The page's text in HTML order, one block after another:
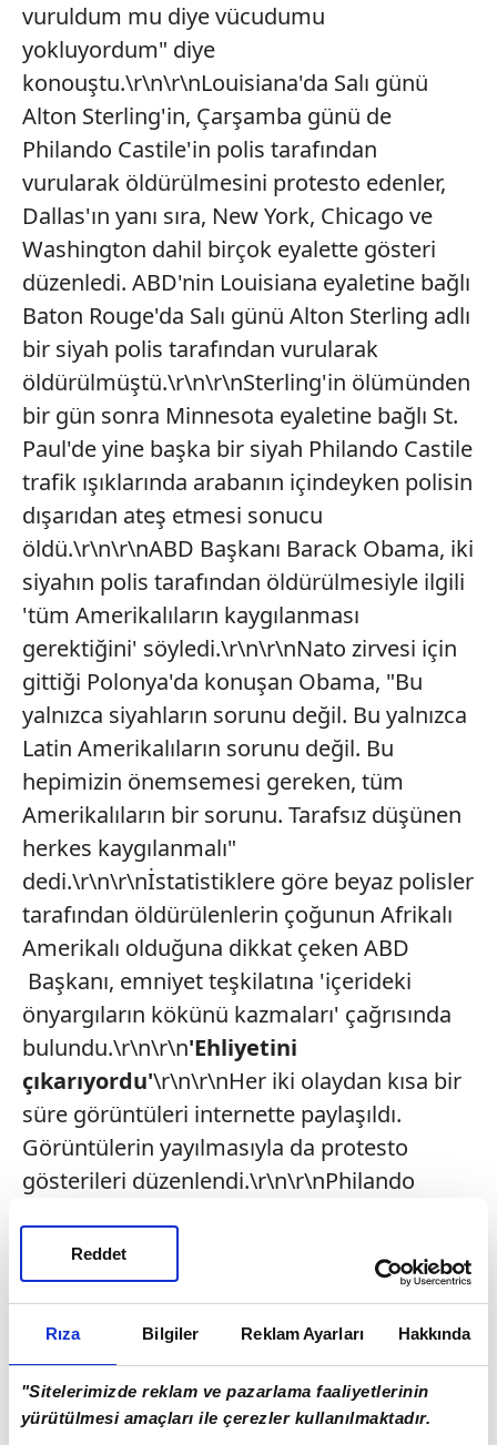
Rıza Bilgiler Reklam Ayarları Hakkında
"Sitelerimizde reklam ve pazarlama faaliyetlerinin
yürütülmesi amaçları ile çerezler kullanılmaktadır.
Reddet
vuruldum mu diye vücudumu
yokluyordum" diye
konouştu.\r\n\r\nLouisiana'da Salı günü
Alton Sterling'in, Çarşamba günü de
Philando Castile'in polis tarafından
vurularak öldürülmesini protesto edenler,
Dallas'ın yanı sıra, New York, Chicago ve
Washington dahil birçok eyalette gösteri
düzenledi. ABD'nin Louisiana eyaletine bağlı
Baton Rouge'da Salı günü Alton Sterling adlı
bir siyah polis tarafından vurularak
öldürülmüştü.\r\n\r\nSterling'in ölümünden
bir gün sonra Minnesota eyaletine bağlı St.
Paul'de yine başka bir siyah Philando Castile
trafik ışıklarında arabanın içindeyken polisin
dışarıdan ateş etmesi sonucu
öldü.\r\n\r\nABD Başkanı Barack Obama, iki
siyahın polis tarafından öldürülmesiyle ilgili
'tüm Amerikalıların kaygılanması
gerektiğini' söyledi.\r\n\r\nNato zirvesi için
gittiği Polonya'da konuşan Obama, "Bu
yalnızca siyahların sorunu değil. Bu yalnızca
Latin Amerikalıların sorunu değil. Bu
hepimizin önemsemesi gereken, tüm
Amerikalıların bir sorunu. Tarafsız düşünen
herkes kaygılanmalı"
dedi.\r\n\r\nİstatistiklere göre beyaz polisler
tarafından öldürülenlerin çoğunun Afrikalı
Amerikalı olduğuna dikkat çeken ABD
Başkanı, emniyet teşkilatına 'içerideki
önyargıların kökünü kazmaları' çağrısında
bulundu.\r\n\r\n'Ehliyetini
çıkarıyordu'\r\n\r\nHer iki olaydan kısa bir
süre görüntüleri internette paylaşıldı.
Görüntülerin yayılmasıyla da protesto
gösterileri düzenlendi.\r\n\r\nPhilando
polis tarafından vurularak öldürüldü.\r\nKız
arkadaşı Diamond 'Lavish' Reynolds'un
yanında oturan Castile'in vurulmasının
ardından Facebook'ta yaptığı canlı yayın
hızla yayıldı.\r\n\r\nVideoda genç kadın,
polisin erkek arkadaşını polisin talebi